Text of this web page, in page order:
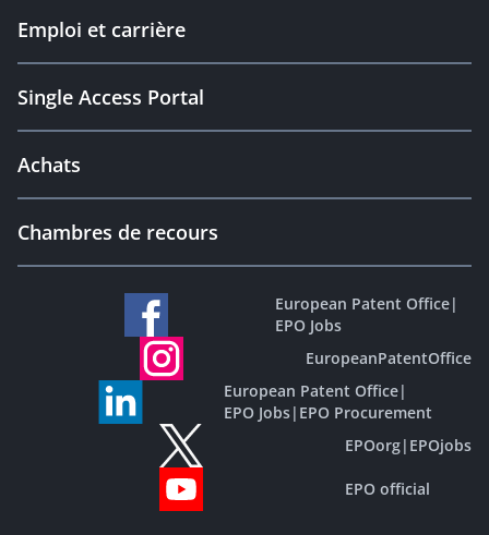
Emploi et carrière
Single Access Portal
Achats
Chambres de recours
European Patent Office|
EPO Jobs
EuropeanPatentOffice
European Patent Office|
EPO Jobs| EPO Procurement
EPOorg| EPOjobs
EPO official